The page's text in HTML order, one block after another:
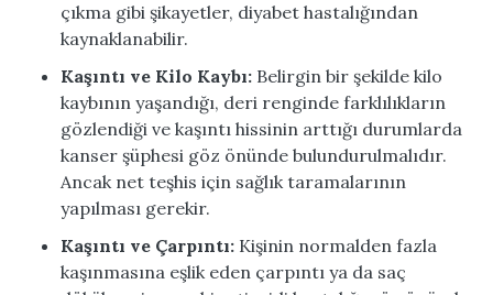
çıkma gibi şikayetler, diyabet hastalığından
kaynaklanabilir.
Kaşıntı ve Kilo Kaybı: Belirgin bir şekilde kilo
kaybının yaşandığı, deri renginde farklılıkların
gözlendiği ve kaşıntı hissinin arttığı durumlarda
kanser şüphesi göz önünde bulundurulmalıdır.
Ancak net teşhis için sağlık taramalarının
yapılması gerekir.
Kaşıntı ve Çarpıntı: Kişinin normalden fazla
kaşınmasına eşlik eden çarpıntı ya da saç